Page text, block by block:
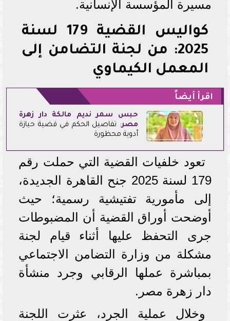
مسيرة المؤسسة الإنسانية.
كواليس القضية 179 لسنة
2025: من لجنة التضامن إلى
المعمل الكيماوي
اقرأ أيضاً
حبس سمر نديم مالكة دار زهرة
مصر: تفاصيل الحكم في قضية حيازة
أدوية محظورة
تعود خلفيات القضية التي حملت رقم
179 لسنة 2025 جنح القاهرة الجديدة،
إلى مأمورية تفتيشية رسمية؛ حيث
أوضحت أوراق القضية أن المضبوطات
جرى التحفظ عليها أثناء قيام لجنة
مشكلة من وزارة التضامن الاجتماعي
بمباشرة عملها الرقابي وجرد منشأة
دار زهرة مصر.
وخلال عملية الجرد، عثرت اللجنة